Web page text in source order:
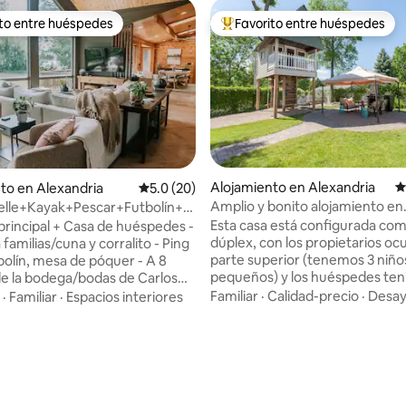
de 5, 139 reseñas
huéspedes preferido
entre huéspedes
en Alexandria Calificación promedio: 5.0 de 5, 20 reseñas
5.0 (20)
+ Casa de huéspedes -
cuna y corralito - Ping
mesa de póquer - A 8
la bodega/bodas de Carlos
toallas y juguetes, juegos
· Familiar · Espacios interiores
Favorito entre huéspedes
Favorito entre huéspedes
Alojamiento en Alexandria
Amplio y bonito alojamiento en
Alejandría
Esta casa está configurada
dúplex, con los propietarios
parte superior (tenemos 3
pequeños) y los huéspedes
acceso completo y privado a la
Familiar · Calidad-precio ·